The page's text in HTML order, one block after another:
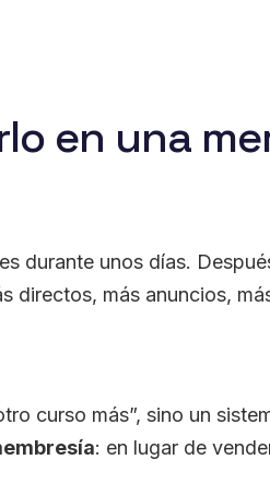
en una
durante unos días.
directos, más anuncios,
curso más”, sino un
: en lugar de